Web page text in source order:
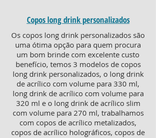
Copos long drink personalizados
Os copos long drink personalizados são
uma ótima opção para quem procura
um bom brinde com excelente custo
benefício, temos 3 modelos de copos
long drink personalizados, o long drink
de acrílico com volume para 330 ml,
long drink de acrílico com volume para
320 ml e o long drink de acrílico slim
com volume para 270 ml, trabalhamos
com copos de acrílico metalizados,
copos de acrílico holográficos, copos de